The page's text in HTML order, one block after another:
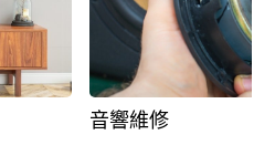
音響維修